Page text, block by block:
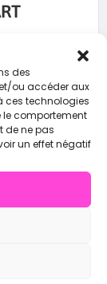
des
ou accéder aux
ces technologies
le comportement
de ne pas
un effet négatif